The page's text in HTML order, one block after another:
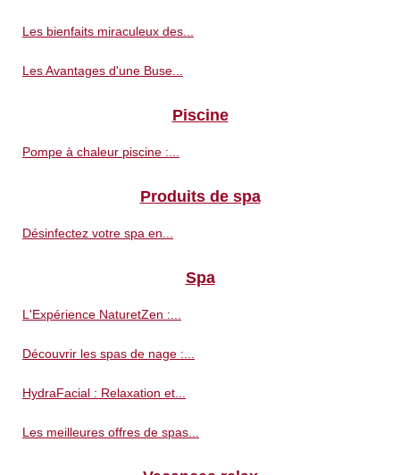
Les bienfaits miraculeux des...
Les Avantages d'une Buse...
Piscine
Pompe à chaleur piscine :...
Produits de spa
Désinfectez votre spa en...
Spa
L'Expérience NaturetZen :...
Découvrir les spas de nage :...
HydraFacial : Relaxation et...
Les meilleures offres de spas...